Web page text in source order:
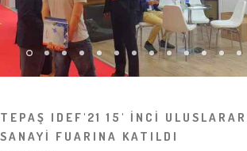
TEPAŞ IDEF'21 15' İNCİ
SANAYİ FUARINA KATILDI